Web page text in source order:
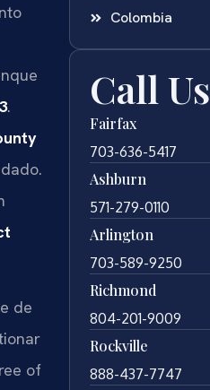
.
de
of
Colombia
Call Us
Fairfax
703-636-5417
Ashburn
571-279-0110
Arlington
703-589-9250
Richmond
804-201-9009
Rockville
888-437-7747